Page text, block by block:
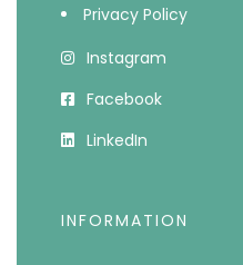
Privacy Policy
Instagram
Facebook
LinkedIn
INFORMATION